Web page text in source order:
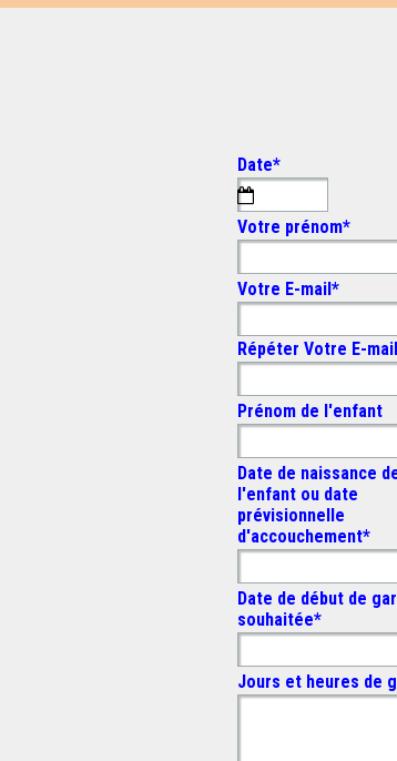
Date*
Votre prénom*
Votre E-mail*
Répéter Votre E-mail
Prénom de l'enfant
Date de naissance
l'enfant ou date
prévisionnelle
d'accouchement*
Date de début de
souhaitée*
Jours et heures de